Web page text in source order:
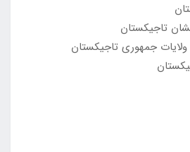
تاجیکستان
جمهوری تاجیکستان